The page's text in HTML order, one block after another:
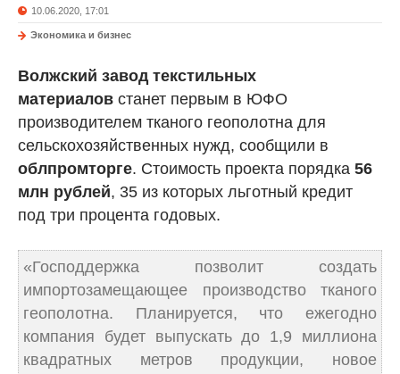
10.06.2020, 17:01
Экономика и бизнес
Волжский завод текстильных
материалов станет первым в ЮФО
производителем тканого геополотна для
сельскохозяйственных нужд, сообщили в
облпромторге. Стоимость проекта порядка 56
млн рублей, 35 из которых льготный кредит
под три процента годовых.
«Господдержка позволит создать
импортозамещающее производство тканого
геополотна. Планируется, что ежегодно
компания будет выпускать до 1,9 миллиона
квадратных метров продукции, новое